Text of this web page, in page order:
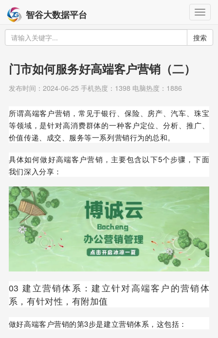
智谷大数据平台
搜索
门市如何服务好高端客户营销（二）
发布时间：2024-06-25 手机热度：1398 电脑热度：1886
所谓高端客户营销，常见于银行、保险、房产、汽车、珠宝
等领域，是针对高消费群体的一种客户定位、分析、推广、
价值传递、成交、服务等一系列营销行为的总和。
具体如何做好高端客户营销，主要包含以下5个步骤，下面
我们深入分享：
03 建立营销体系：建立针对高端客户的营销体
系，有针对性，有附加值
做好高端客户营销的第3步是建立营销体系，这包括：